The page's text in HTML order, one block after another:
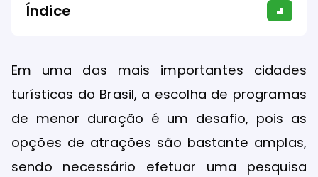
Índice
Em uma das mais importantes cidades
turísticas do Brasil, a escolha de programas
de menor duração é um desafio, pois as
opções de atrações são bastante amplas,
sendo necessário efetuar uma pesquisa